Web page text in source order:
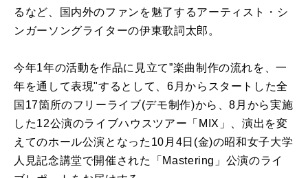
るなど、国内外のファンを魅了するアーティスト・シ
ンガーソングライターの伊東歌詞太郎。
今年1年の活動を作品に見立て”楽曲制作の流れを、一
年を通して表現"するとして、6月からスタートした全
国17箇所のフリーライブ(デモ制作)から、8月から実施
した12公演のライブハウスツアー「MIX」、演出を変
えてのホール公演となった10月4日(金)の昭和女子大学
人見記念講堂で開催された「Mastering」公演のライ